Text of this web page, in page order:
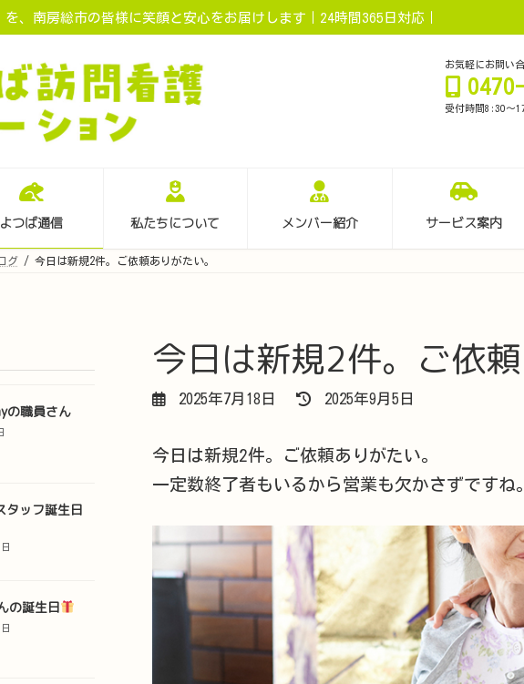
、南房総市の皆様に笑顔と安心をお届けします｜24時間365日対応｜
お気軽にお問い
受付時間8:30
よつば通信 私たちについて メンバー紹介 サービス案内
グ 今日は新規2件。ご依頼ありがたい。
今日は新規2件。ご依
2025年7月18日
最
日
時
:
2025年9月5日
今日は新規2件。ご依頼ありがたい。
一定数終了者もいるから営業も欠かさずですね
の職員さん
タッフ誕生日
の誕生日